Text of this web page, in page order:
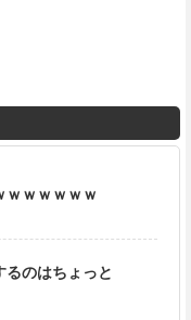
ｗｗｗｗｗｗ
るのはちょっと